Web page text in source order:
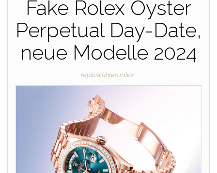
Fake Rolex Oyster
Perpetual Day-Date,
neue Modelle 2024
replica uhren rolex